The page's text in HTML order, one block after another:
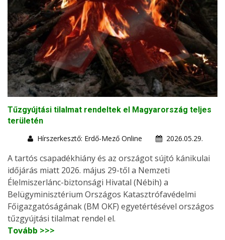
Tűzgyújtási tilalmat rendeltek el Magyarország teljes
területén
Hírszerkesztő: Erdő-Mező Online
2026.05.29.
A tartós csapadékhiány és az országot sújtó kánikulai
időjárás miatt 2026. május 29-től a Nemzeti
Élelmiszerlánc-biztonsági Hivatal (Nébih) a
Belügyminisztérium Országos Katasztrófavédelmi
Főigazgatóságának (BM OKF) egyetértésével országos
tűzgyújtási tilalmat rendel el.
Tovább >>>